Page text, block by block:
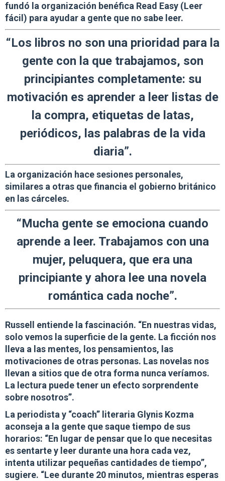
fundó la organización benéfica Read Easy (Leer
fácil) para ayudar a gente que no sabe leer.
“Los libros no son una prioridad para la
gente con la que trabajamos, son
principiantes completamente: su
motivación es aprender a leer listas de
la compra, etiquetas de latas,
periódicos, las palabras de la vida
diaria”.
La organización hacesesiones personales,
similares a otras que financia el gobierno británico
en las cárceles.
“Mucha gente se emociona cuando
aprende a leer. Trabajamos con una
mujer, peluquera, que era una
principiante y ahora lee una novela
romántica cada noche”.
Russell entiende la fascinación. “En nuestras vidas,
solo vemos la superficie de la gente. La ficción nos
lleva a las mentes, los pensamientos, las
motivaciones de otras personas. Las novelas nos
llevan a sitios que de otra forma nunca veríamos.
La lectura puede tener un efecto sorprendente
sobre nosotros”.
La periodista y “coach” literaria Glynis Kozma
aconseja a la gente que saque tiempo de sus
horarios: “En lugar de pensar que lo que necesitas
es sentarte y leer durante una hora cada vez,
intenta utilizar pequeñas cantidades de tiempo”,
sugiere. “Lee durante 20 minutos, mientras esperas